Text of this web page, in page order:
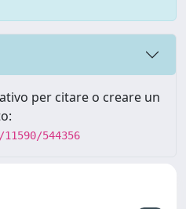
per citare o creare un
544356